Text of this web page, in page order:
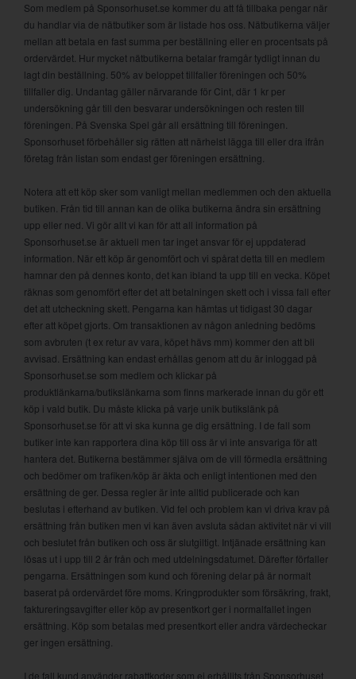
Som medlem på Sponsorhuset.se kommer du att få tillbaka pengar när
du handlar via de nätbutiker som är listade hos oss. Nätbutikerna väljer
mellan att betala en fast summa per beställning eller en procentsats på
ordervärdet. Hur mycket nätbutikerna betalar framgår tydligt innan du
lagt din beställning. 50% av beloppet tillfaller föreningen och 50%
tillfaller dig. Undantag gäller närvarande för Cint, där 1 kr per
undersökning går till den besvarar undersökningen och resten till
föreningen. På Svenska Spel går all ersättning till föreningen.
Sponsorhuset förbehåller sig rätten att närhelst lägga till eller dra ifrån
företag från listan som endast ger föreningen ersättning.
Notera att ett köp sker som vanligt mellan medlemmen och den aktuella
butiken. Från tid till annan kan de olika butikerna ändra sin ersättning
upp eller ned. Vi gör allt vi kan för att all information på
Sponsorhuset.se är aktuell men tar inget ansvar för ej uppdaterad
information. När ett köp är genomfört och vi spårat detta till en medlem
hamnar den på dennes konto, det kan ibland ta upp till en vecka. Köpet
räknas som genomfört efter det att betalningen skett och i vissa fall efter
det att utcheckning skett. Pengarna kan hämtas ut tidigast 30 dagar
efter att köpet gjorts. Om transaktionen av någon anledning bedöms
som avbruten (t ex retur av vara, köpet hävs mm) kommer den att bli
avvisad. Ersättning kan endast erhållas genom att du är inloggad på
Sponsorhuset.se som medlem och klickar på
produktlänkarna/butikslänkarna som finns markerade innan du gör ett
köp i vald butik. Du måste klicka på varje unik butikslänk på
Sponsorhuset.se för att vi ska kunna ge dig ersättning. I de fall som
butiker inte kan rapportera dina köp till oss är vi inte ansvariga för att
hantera det. Butikerna bestämmer själva om de vill förmedla ersättning
och bedömer om trafiken/köp är äkta och enligt intentionen med den
ersättning de ger. Dessa regler är inte alltid publicerade och kan
beslutas i efterhand av butiken. Vid fel och problem kan vi driva krav på
ersättning från butiken men vi kan även avsluta sådan aktivitet när vi vill
och beslutet från butiken och oss är slutgiltigt. Intjänade ersättning kan
lösas ut i upp till 2 år från och med utdelningsdatumet. Därefter förfaller
pengarna. Ersättningen som kund och förening delar på är normalt
baserat på ordervärdet före moms. Kringprodukter som försäkring, frakt,
faktureringsavgifter eller köp av presentkort ger i normalfallet ingen
ersättning. Köp som betalas med presentkort eller andra värdecheckar
ger ingen ersättning.
I de fall kund använder rabattkoder som ej erhållits från Sponsorhuset